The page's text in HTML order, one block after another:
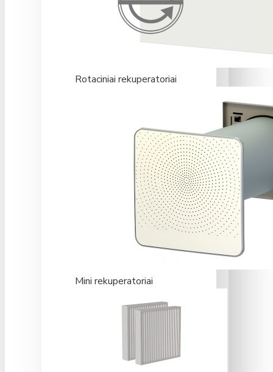
Rotaciniai rekuperatoriai
Mini rekuperatoriai